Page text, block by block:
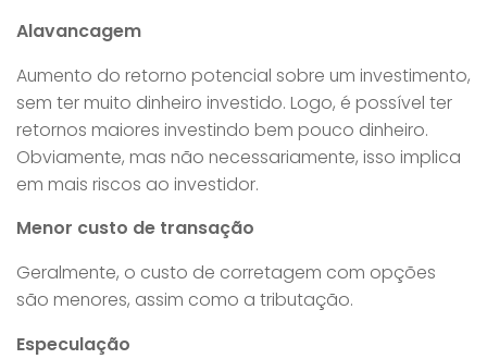
Alavancagem
Aumento do retorno potencial sobre um investimento,
sem ter muito dinheiro investido. Logo, é possível ter
retornos maiores investindo bem pouco dinheiro.
Obviamente, mas não necessariamente, isso implica
em mais riscos ao investidor.
Menor custo de transação
Geralmente, o custo de corretagem com opções
são menores, assim como a tributação.
Especulação